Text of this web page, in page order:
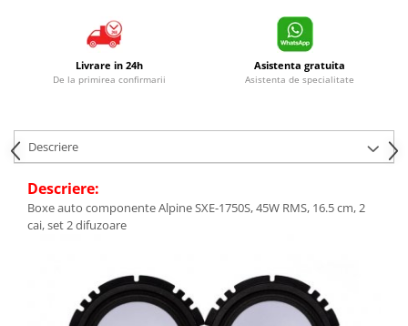
Livrare in 24h
De la primirea confirmarii
Asistenta gratuita
Asistenta de specialitate
Descriere
Descriere:
Boxe auto componente Alpine SXE-1750S, 45W RMS, 16.5 cm, 2
cai, set 2 difuzoare